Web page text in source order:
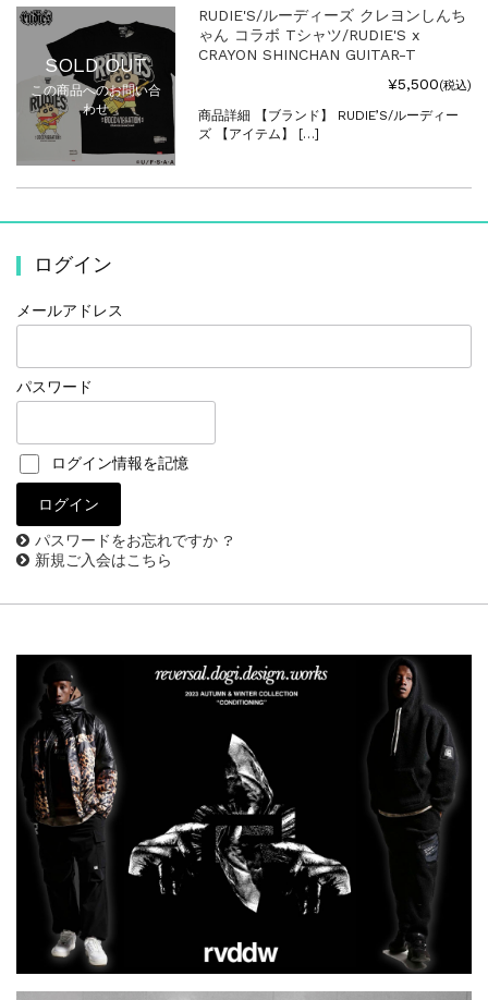
SOLD OUT
この商品へのお問い合
わせ
RUDIE'S/ルーディーズ クレヨンしんち
ゃん コラボ Tシャツ/RUDIE'S x
CRAYON SHINCHAN GUITAR-T
¥5,500(税込)
商品詳細 【ブランド】 RUDIE’S/ルーディー
ズ 【アイテム】 […]
ログイン
メールアドレス
パスワード
ログイン情報を記憶
パスワードをお忘れですか ?
新規ご入会はこちら